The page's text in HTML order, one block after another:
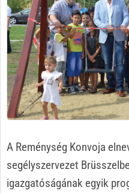
A Reménység Konvoja
segélyszervezet
igazgatóságának egyik